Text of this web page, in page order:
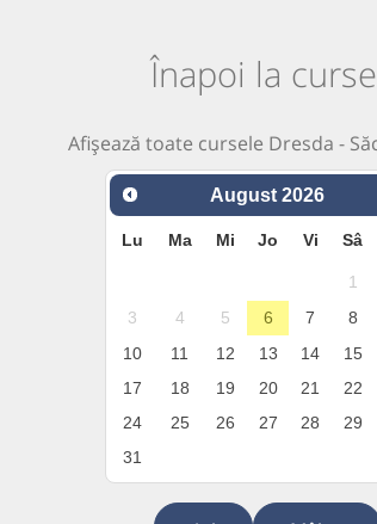
Înapoi la
Afișează toate cursele Dresda -
August 2026
Lu Ma Mi Jo Vi Sâ
1
3
4 5 6 7 8
10
11 12 13 14 15
17
18 19 20 21 22
24
25 26 27 28 29
31